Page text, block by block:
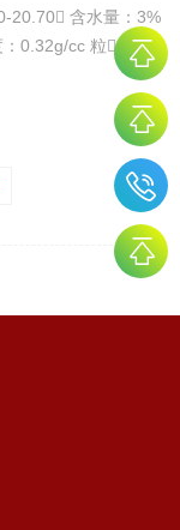
20.70 含水量：3%
0.32g/cc 粒径：